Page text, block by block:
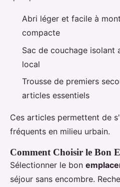
Abri léger et facile à
compacte
Sac de couchage isolant
local
Trousse de premiers
articles essentiels
Ces articles permettent de
fréquents en milieu urbain.
Comment Choisir le Bon
Sélectionner le bon
séjour sans encombre.